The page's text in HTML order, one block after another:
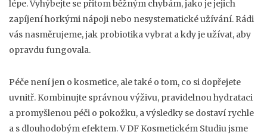
lépe. Vyhýbejte se přitom běžným chybám, jako je jejich
zapíjení horkými nápoji nebo nesystematické užívání. Rádi
vás nasměrujeme, jak probiotika vybrat a kdy je užívat, aby
opravdu fungovala.
Péče není jen o kosmetice, ale také o tom, co si dopřejete
uvnitř. Kombinujte správnou výživu, pravidelnou hydrataci
a promyšlenou péči o pokožku, a výsledky se dostaví rychle
a s dlouhodobým efektem. V DF Kosmetickém Studiu jsme